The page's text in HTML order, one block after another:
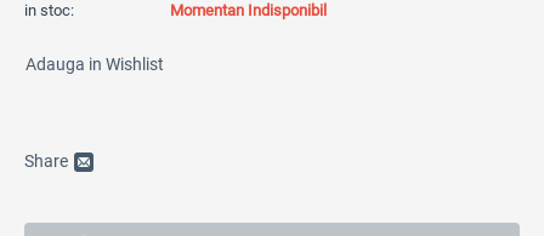
in stoc:
Momentan Indisponibil
Adauga in Wishlist
Share